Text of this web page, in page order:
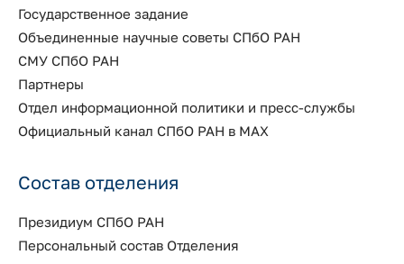
Государственное задание
Объединенные научные советы СПбО РАН
СМУ СПбО РАН
Партнеры
Отдел информационной политики и пресс-службы
Официальный канал СПбО РАН в MAX
Состав отделения
Президиум СПбО РАН
Персональный состав Отделения